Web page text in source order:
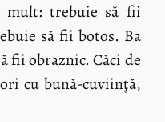
mult: trebuie să fii
să fii botos. Ba
fii obraznic. Căci de
cu bună-cuviinţă,